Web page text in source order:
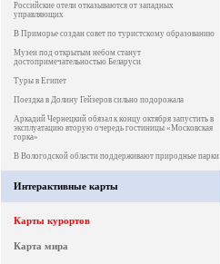
Российские отели отказываются от западных
управляющих
В Приморье создан совет по туристскому образованию
Музеи под открытым небом станут
достопримечательностью Беларуси
Туры в Египет
Поездка в Долину Гейзеров сильно подорожала
Аркадий Чернецкий обязал к концу октября запустить в
эксплуатацию вторую очередь гостиницы «Московская
горка»
В Вологодской области поддерживают природные парки
Интерактивные карты
Карты курортов
Карта мира